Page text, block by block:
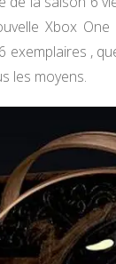
Xbox
exemplaires ,
les moyens.